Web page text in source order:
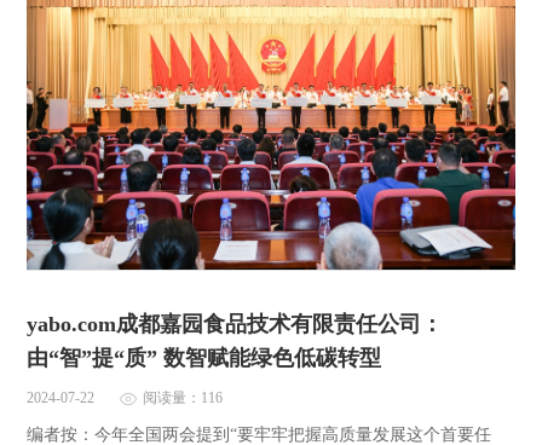
yabo.com成都嘉园食品技术有限责任公司：
由“智”提“质” 数智赋能绿色低碳转型
2024-07-22 阅读量：116
编者按：今年全国两会提到“要牢牢把握高质量发展这个首要任